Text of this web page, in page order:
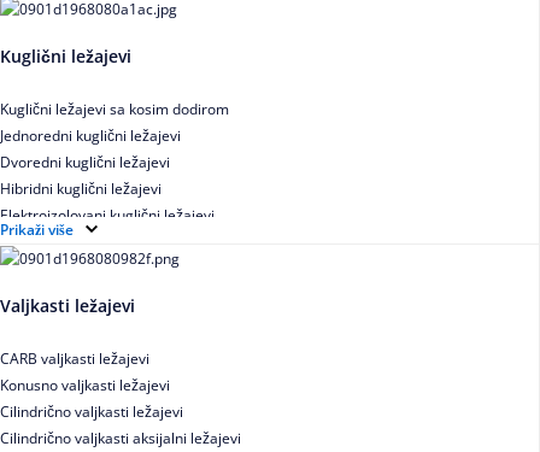
Kuglični ležajevi
Kuglični ležajevi sa kosim dodirom
Jednoredni kuglični ležajevi
Dvoredni kuglični ležajevi
Hibridni kuglični ležajevi
Elektroizolovani kuglični ležajevi
Samopodesivi kuglični ležajevi
Aksijalni kuglični ležajevi
Kuglični ležajevi od nerđajućeg čelika
Prikaži više
Valjkasti ležajevi
CARB valjkasti ležajevi
Konusno valjkasti ležajevi
Cilindrično valjkasti ležajevi
Cilindrično valjkasti aksijalni ležajevi